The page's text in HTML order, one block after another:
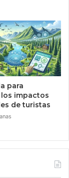
para
impactos
de turistas